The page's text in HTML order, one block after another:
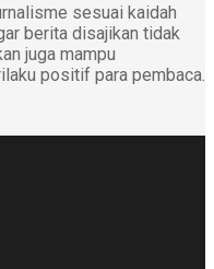
sesuai kaidah
berita disajikan tidak
juga mampu
positif para pembaca.